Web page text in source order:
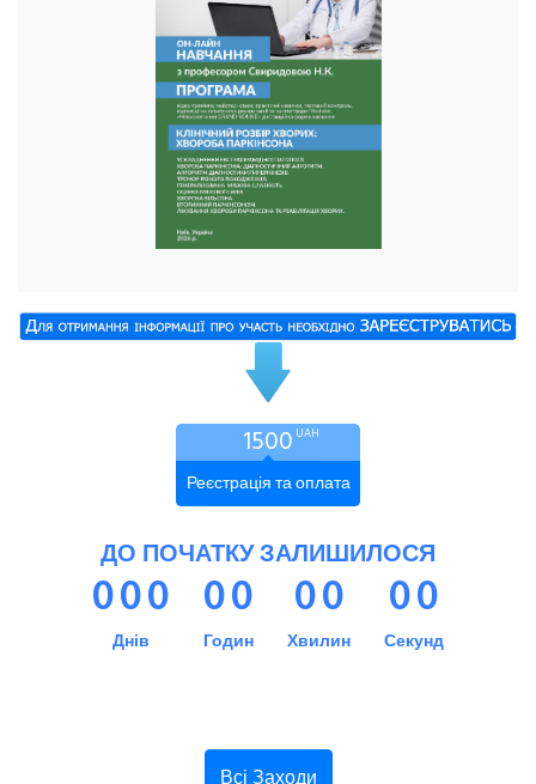
1500 UAH
Реєстрація та оплата
ДО ПОЧАТКУ ЗАЛИШИЛОСЯ
000
Днів
00
Годин
00
Хвилин
00
Секунд